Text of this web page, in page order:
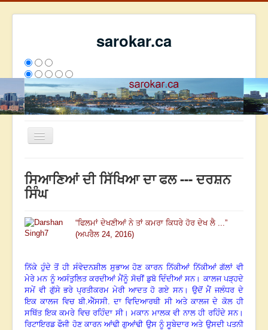
sarokar.ca
Toggle
ਰਚਨਾਵਾਂ
ਸੰਪਰਕ
We have 75 guests and no members online
ਸਿਆਣਿਆਂ ਦੀ ਸਿੱਖਿਆ ਦਾ ਫਲ --- ਦਰਸ਼ਨ
ਸਿੰਘ
“ਫਿਲਮਾਂ ਦੇਖਣੀਆਂ ਨੇ ਤਾਂ ਕਮਰਾ ਕਿਧਰੇ ਹੋਰ ਦੇਖ ਲੈ ...”
(ਅਪਰੈਲ 24, 2016)
ਨਿੱਕੇ ਹੁੰਦੇ ਤੋਂ ਹੀ ਸੰਵੇਦਨਸ਼ੀਲ ਸੁਭਾਅ ਹੋਣ ਕਾਰਨ ਨਿੱਕੀਆਂ ਨਿੱਕੀਆਂ ਗੱਲਾਂ ਵੀ
ਮੇਰੇ ਮਨ ਨੂੰ ਅਸੰਤੁਲਿਤ ਕਰਦੀਆਂ ਮੈਂਨੂੰ ਸੋਚੀਂ ਡੁਬੋ ਦਿੰਦੀਆਂ ਸਨ। ਕਾਲਜ ਪੜ੍ਹਦੇ
ਸਮੇਂ ਵੀ ਗੁੱਸੇ ਭਰੇ ਪ੍ਰਤੀਕਰਮ ਮੇਰੀ ਆਦਤ ਹੋ ਗਏ ਸਨ। ਉਦੋਂ ਮੈਂ ਜਲੰਧਰ ਦੇ
ਇਕ ਕਾਲਜ ਵਿਚ ਬੀ.ਐੱਸਸੀ. ਦਾ ਵਿਦਿਆਰਥੀ ਸੀ ਅਤੇ ਕਾਲਜ ਦੇ ਕੋਲ ਹੀ
ਸਥਿੱਤ ਇਕ ਕਮਰੇ ਵਿਚ ਰਹਿੰਦਾ ਸੀ। ਮਕਾਨ ਮਾਲਕ ਵੀ ਨਾਲ ਹੀ ਰਹਿੰਦੇ ਸਨ।
ਰਿਟਾਇਰਡ ਫੌਜੀ ਹੋਣ ਕਾਰਨ ਆਂਢੀ ਗੁਆਂਢੀ ਉਸ ਨੂੰ ਸੂਬੇਦਾਰ ਅਤੇ ਉਸਦੀ ਪਤਨੀ